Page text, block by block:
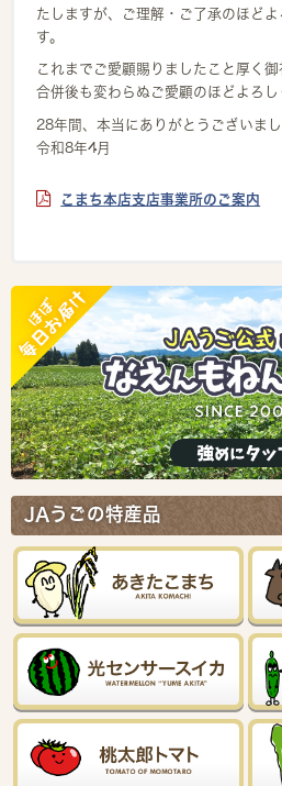
たしますが、ご理解・ご了承のほど
す。
これまでご愛顧賜りましたこと厚く御
合併後も変わらぬご愛顧のほどよろし
28年間、本当にありがとうございまし
令和8年4月
こまち本店支店事業所のご案内
JAうごの特産品